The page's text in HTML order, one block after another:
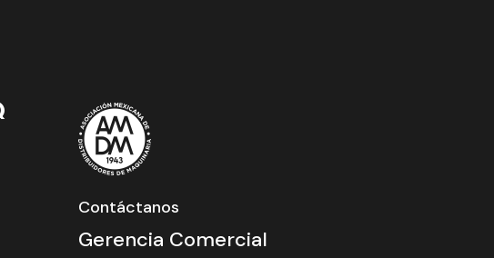
Contáctanos
Gerencia Comercial